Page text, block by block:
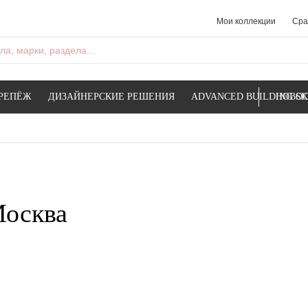
Мои коллекции
марки, раздела...
ДИЗАЙНЕРСКИЕ РЕШЕНИЯ ADVANCED BUILDING